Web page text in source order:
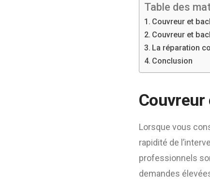
Table des
Couvreur et
Couvreur et
La réparation
Conclusion
Couvreur
Lorsque vous
rapidité de
professionnels
demandes